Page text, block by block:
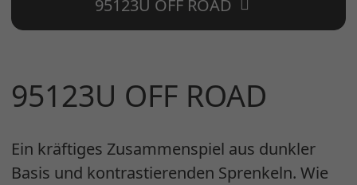
95123U OFF ROAD
95123U OFF ROAD
Ein kräftiges Zusammenspiel aus dunkler
Basis und kontrastierenden Sprenkeln. Wie